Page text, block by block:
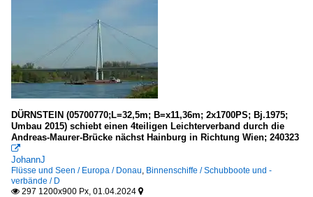
DÜRNSTEIN (05700770;L=32,5m; B=x11,36m; 2x1700PS; Bj.1975;
Umbau 2015) schiebt einen 4teiligen Leichterverband durch die
Andreas-Maurer-Brücke nächst Hainburg in Richtung Wien; 240323

JohannJ
Flüsse und Seen / Europa / Donau, Binnenschiffe / Schubboote und -
verbände / D
 297 1200x900 Px, 01.04.2024 